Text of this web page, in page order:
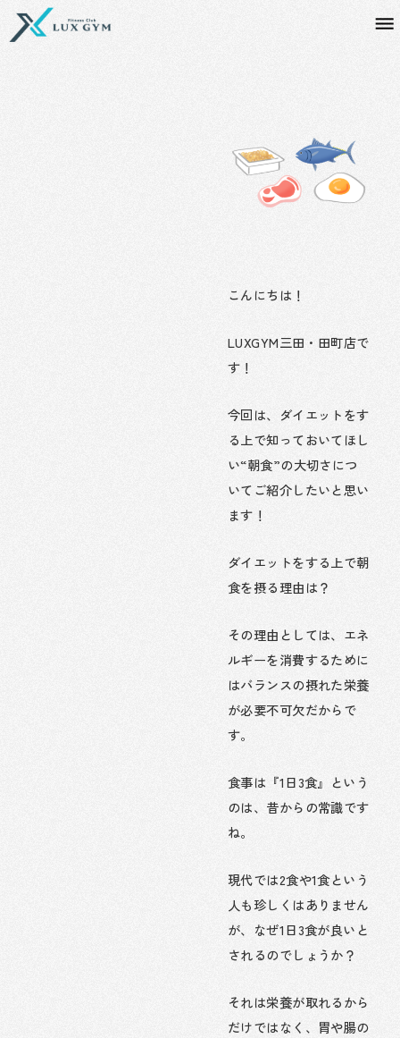
こんにちは！
LUXGYM三田・田町店で
す！
今回は、ダイエットをす
る上で知っておいてほし
い“朝食”の大切さにつ
いてご紹介したいと思い
ます！
ダイエットをする上で朝
食を摂る理由は？
その理由としては、エネ
ルギーを消費するために
はバランスの摂れた栄養
が必要不可欠だからで
す。
食事は『1日3食』という
のは、昔からの常識です
ね。
現代では2食や1食という
人も珍しくはありません
が、なぜ1日3食が良いと
されるのでしょうか？
それは栄養が取れるから
だけではなく、胃や腸の